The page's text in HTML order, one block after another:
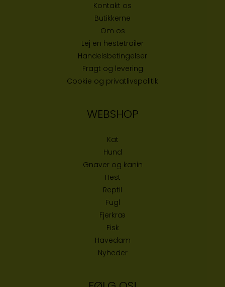
Kontakt os
Butikkerne
Om os
Lej en hestetrailer
Handelsbetingelser
Fragt og levering
Cookie og privatlivspolitik
WEBSHOP
Kat
Hund
Gnaver og kanin
Hest
Reptil
Fugl
Fjerkræ
Fisk
Havedam
Nyheder